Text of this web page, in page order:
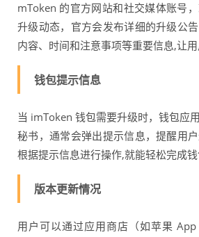
mToken 的官方网站和社交媒体账号
升级动态，官方会发布详细的升级公
内容、时间和注意事项等重要信息,让用
钱包提示信息
当 imToken 钱包需要升级时，钱包应
秘书，通常会弹出提示信息，提醒用
根据提示信息进行操作,就能轻松完成钱
版本更新情况
用户可以通过应用商店（如苹果